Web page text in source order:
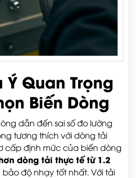
Ý Quan Trọng
Biến Dòng
dẫn đến sai số đo lường
tương thích với dòng tải
cấp định mức của biến dòng
dòng tải thực tế từ 1.2
độ nhạy tốt nhất. Với tải